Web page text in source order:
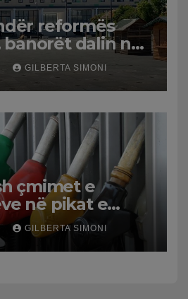
reformës
dalin në
GILBERTA SIMONI
çmimet e
në pikat e
në Lushnjë.
Lindjen e
naftën
GILBERTA SIMONI